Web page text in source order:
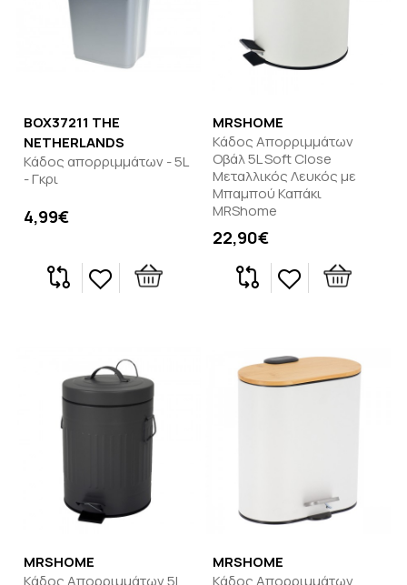
BOX37211 THE
NETHERLANDS
Κάδος απορριμμάτων - 5L
- Γκρι
4,99€
MRSHOME
Κάδος Απορριμμάτων
Οβάλ 5L Soft Close
Μεταλλικός Λευκός με
Μπαμπού Καπάκι
MRShome
22,90€
MRSHOME
Κάδος Απορριμμάτων 5L
MRSHOME
Κάδος Απορριμμάτων